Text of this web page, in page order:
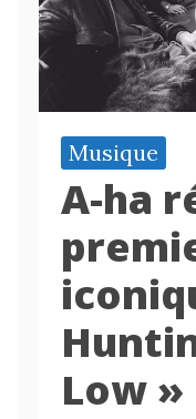
Musique
A-ha
Low »